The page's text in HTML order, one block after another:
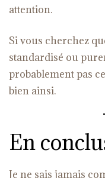
attention.
Si vous cherchez
standardisé ou
probablement pas
bien ainsi.
En
Je ne sais jamais